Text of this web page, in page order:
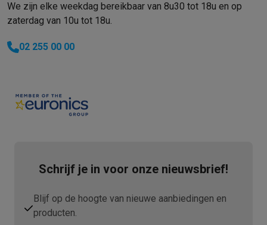
We zijn elke weekdag bereikbaar van 8u30 tot 18u en op
zaterdag van 10u tot 18u.
02 255 00 00
Schrijf je in voor onze nieuwsbrief!
Blijf op de hoogte van nieuwe aanbiedingen en
producten.